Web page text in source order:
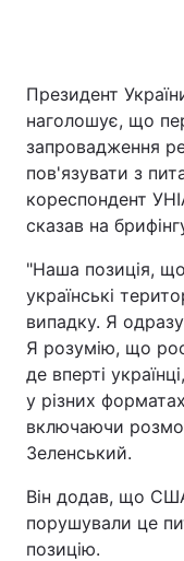
Україна
Економіка
Спорт
Техно і зв'язок
Зброя
Здоров'я
Цікавинки
Екологія
Відео з Youtube
Президент
наголошує, що
запровадження
пов'язувати з
кореспондент
сказав на
"Наша позиція,
українські
випадку. Я
Я розумію, що
де вперті
у різних
включаючи
Зеленський.
Він додав, що
порушували це
позицію.